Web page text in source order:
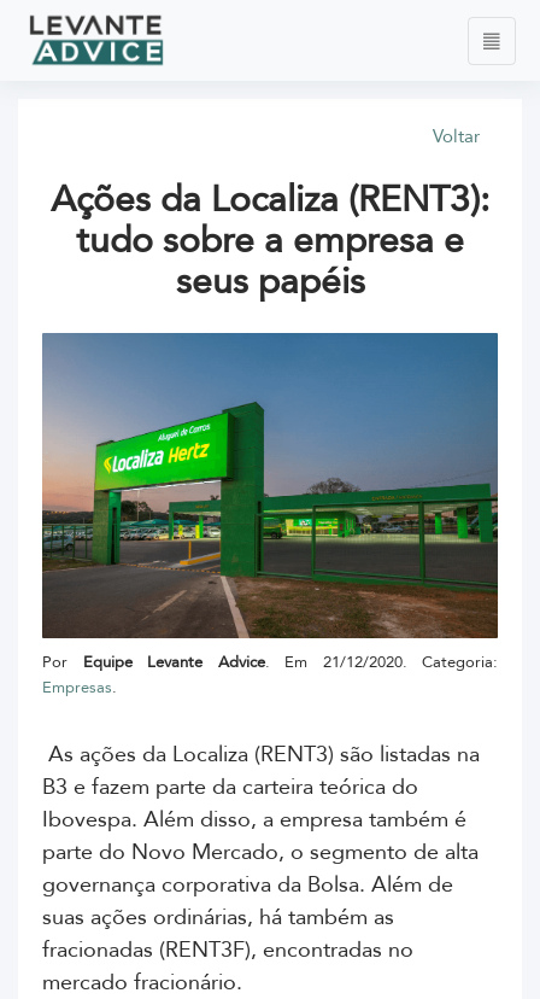
Voltar
Ações da Localiza (RENT3):
tudo sobre a empresa e
seus papéis
Por Equipe Levante Advice. Em 21/12/2020. Categoria:
Empresas.
As ações da Localiza (RENT3) são listadas na
B3 e fazem parte da carteira teórica do
Ibovespa. Além disso, a empresa também é
parte do Novo Mercado, o segmento de alta
governança corporativa da Bolsa. Além de
suas ações ordinárias, há também as
fracionadas (RENT3F), encontradas no
mercado fracionário.